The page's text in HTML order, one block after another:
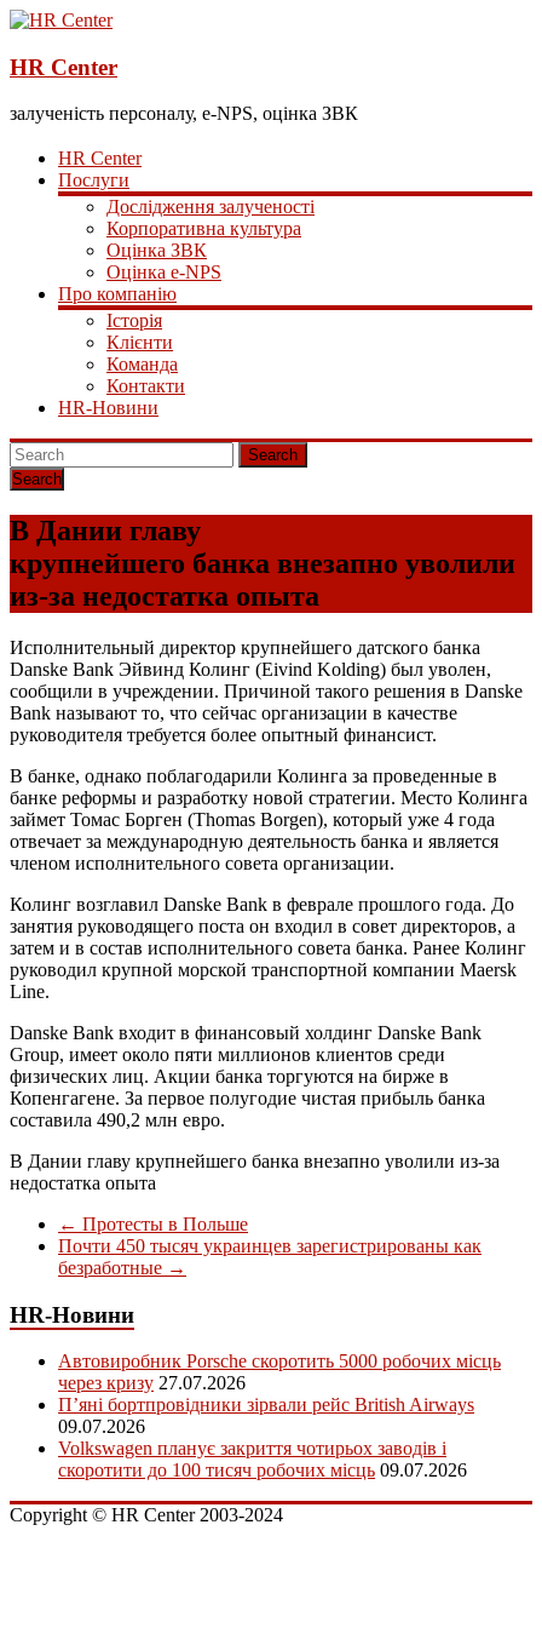
HR Center
залученість персоналу, e-NPS, оцінка ЗВК
HR Center
Послуги
Дослідження залученості
Корпоративна культура
Оцінка ЗВК
Оцінка e-NPS
Про компанію
Історія
Клієнти
Команда
Контакти
HR-Новини
Search
В Дании главу
крупнейшего банка внезапно уволили
из-за недостатка опыта
Исполнительный директор крупнейшего датского банка
Danske Bank Эйвинд Колинг (Eivind Kolding) был уволен,
сообщили в учреждении. Причиной такого решения в Danske
Bank называют то, что сейчас организации в качестве
руководителя требуется более опытный финансист.
В банке, однако поблагодарили Колинга за проведенные в
банке реформы и разработку новой стратегии. Место Колинга
займет Томас Борген (Thomas Borgen), который уже 4 года
отвечает за международную деятельность банка и является
членом исполнительного совета организации.
Колинг возглавил Danske Bank в феврале прошлого года. До
занятия руководящего поста он входил в совет директоров, а
затем и в состав исполнительного совета банка. Ранее Колинг
руководил крупной морской транспортной компании Maersk
Line.
Danske Bank входит в финансовый холдинг Danske Bank
Group, имеет около пяти миллионов клиентов среди
физических лиц. Акции банка торгуются на бирже в
Копенгагене. За первое полугодие чистая прибыль банка
составила 490,2 млн евро.
В Дании главу крупнейшего банка внезапно уволили из-за
недостатка опыта
← Протесты в Польше
Почти 450 тысяч украинцев зарегистрированы как
безработные →
HR-Новини
Автовиробник Porsche скоротить 5000 робочих місць
через кризу 27.07.2026
П’яні бортпровідники зірвали рейс British Airways
09.07.2026
Volkswagen планує закриття чотирьох заводів і
скоротити до 100 тисяч робочих місць 09.07.2026
Copyright © HR Center 2003-2024